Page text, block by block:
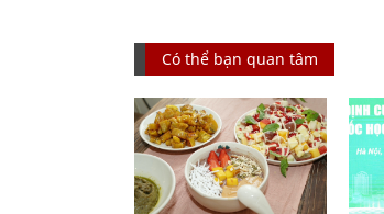
Có thể bạn quan tâm